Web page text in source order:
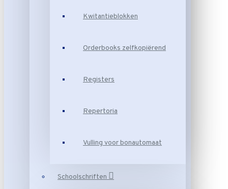
Kwitantieblokken
Orderbooks zelfkopiërend
Registers
Repertoria
Vulling voor bonautomaat
Schoolschriften